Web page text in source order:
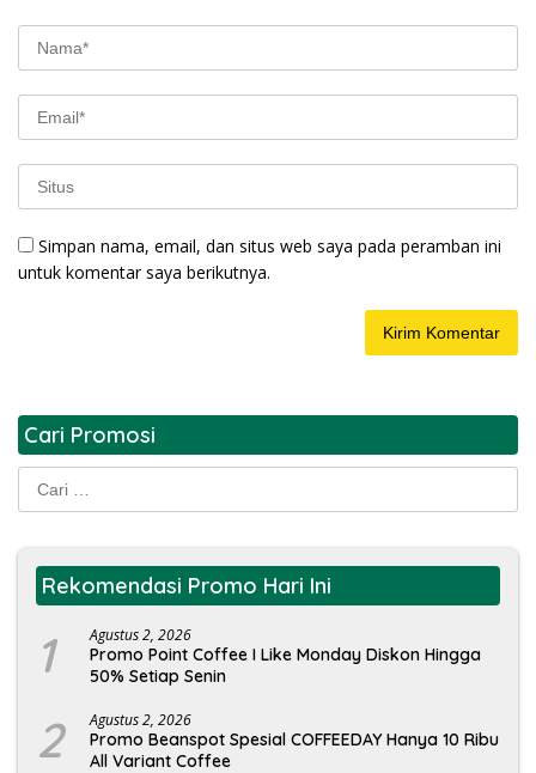
Simpan nama, email, dan situs web saya pada peramban ini
untuk komentar saya berikutnya.
Cari Promosi
Rekomendasi Promo Hari Ini
1 Agustus 2, 2026
Promo Point Coffee I Like Monday Diskon Hingga
50% Setiap Senin
2 Agustus 2, 2026
Promo Beanspot Spesial COFFEEDAY Hanya 10 Ribu
All Variant Coffee